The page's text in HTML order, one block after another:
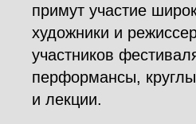
примут участие
художники и
участников
перформансы,
и лекции.